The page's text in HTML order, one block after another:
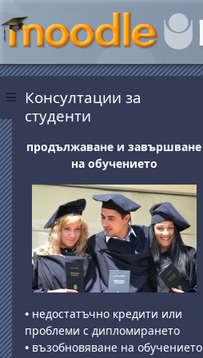
Страничен панел
Блокове
Консултации за
студенти
продължаване и завършване
на обучението
• недостатъчно кредити или
проблеми с дипломирането
• възобновяване на обучението